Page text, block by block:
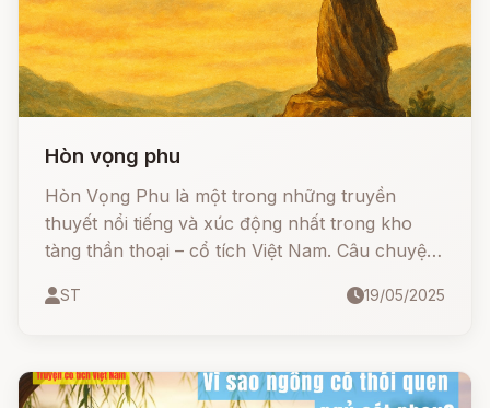
Hòn vọng phu
Hòn Vọng Phu là một trong những truyền
thuyết nổi tiếng và xúc động nhất trong kho
tàng thần thoại – cổ tích Việt Nam. Câu chuyện
trong vô vọng đến nỗi hóa đá giữa trời...
ST 19/05/2025